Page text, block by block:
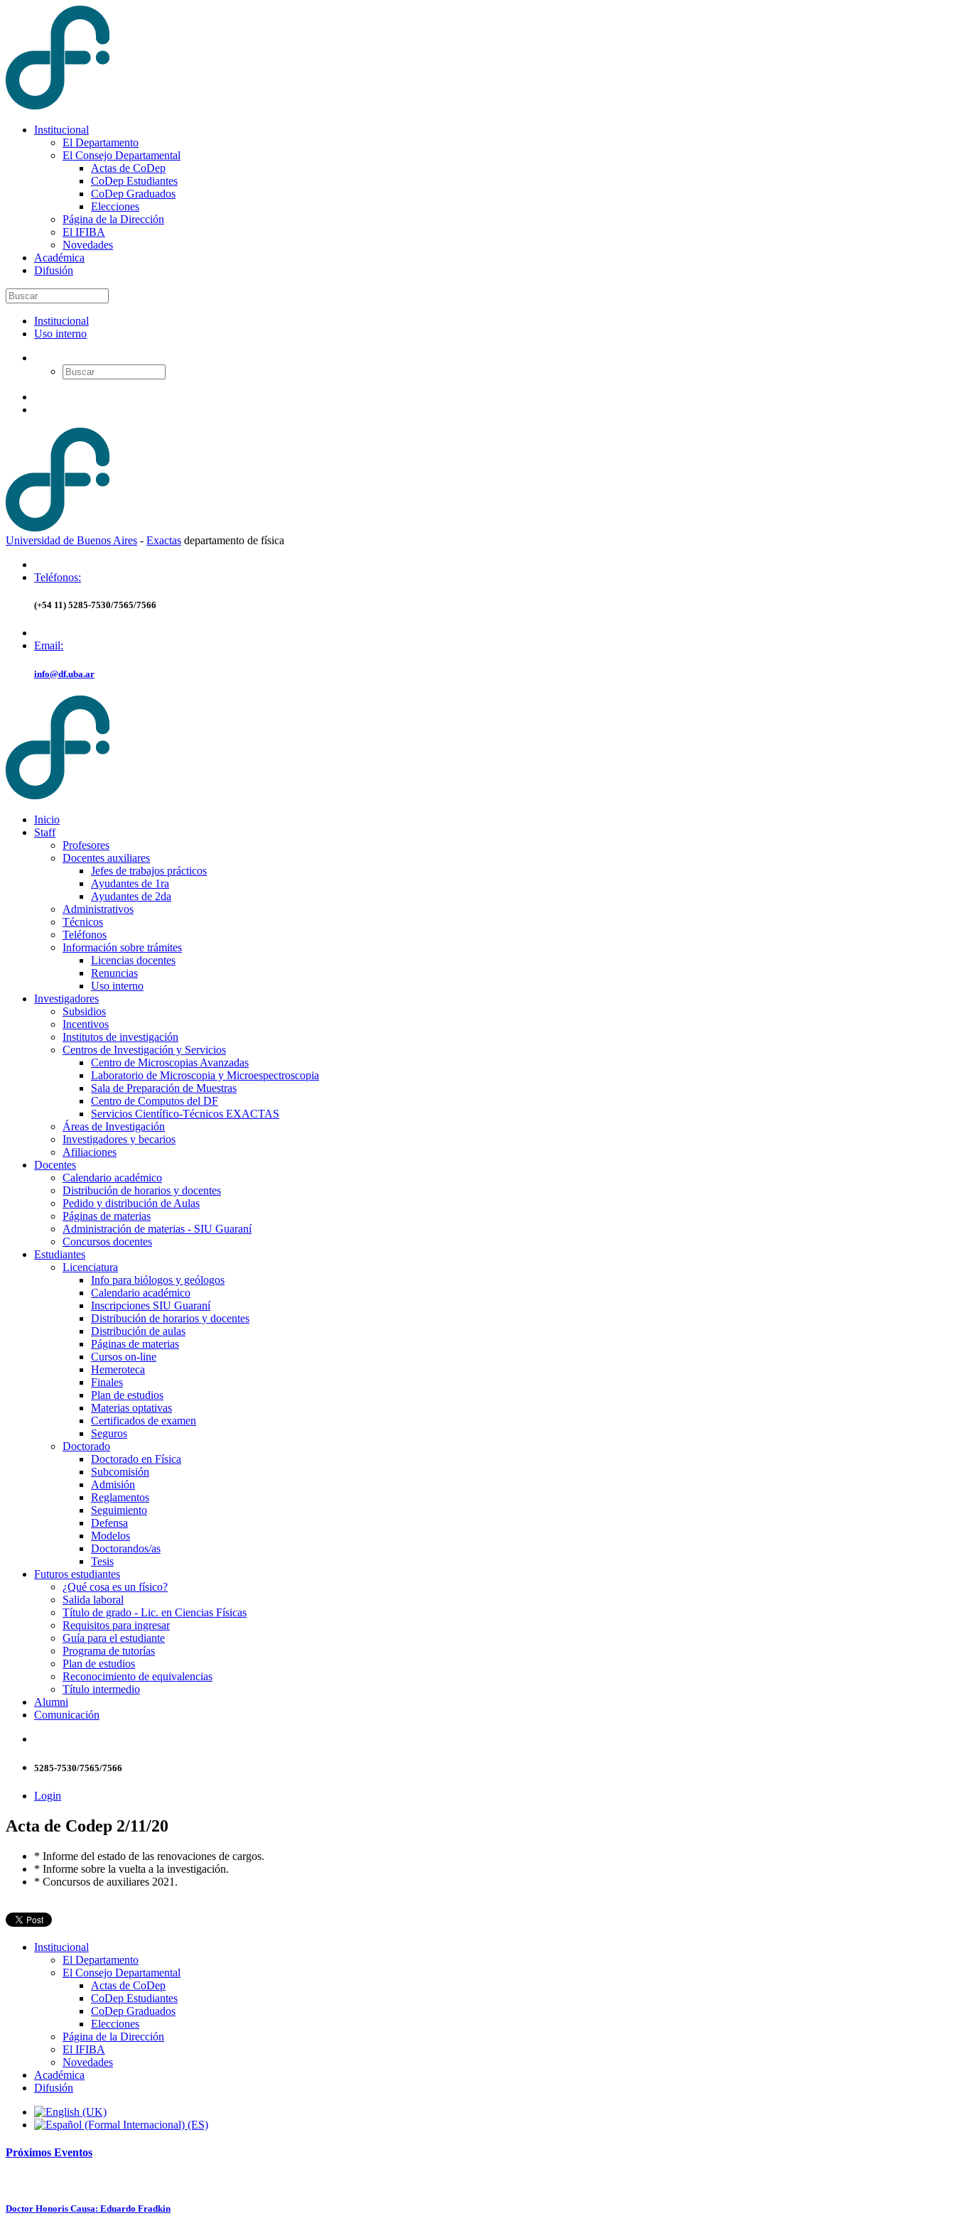
Institucional
El Departamento
El Consejo Departamental
Actas de CoDep
CoDep Estudiantes
CoDep Graduados
Elecciones
Página de la Dirección
El IFIBA
Novedades
Académica
Difusión
Institucional
Uso interno
Universidad de Buenos Aires - Exactas departamento de física
Teléfonos:
(+54 11) 5285-7530/7565/7566
Email:
info@df.uba.ar
Inicio
Staff
Profesores
Docentes auxiliares
Jefes de trabajos prácticos
Ayudantes de 1ra
Ayudantes de 2da
Administrativos
Técnicos
Teléfonos
Información sobre trámites
Licencias docentes
Renuncias
Uso interno
Investigadores
Subsidios
Incentivos
Institutos de investigación
Centros de Investigación y Servicios
Centro de Microscopias Avanzadas
Laboratorio de Microscopia y Microespectroscopia
Sala de Preparación de Muestras
Centro de Computos del DF
Servicios Científico-Técnicos EXACTAS
Áreas de Investigación
Investigadores y becarios
Afiliaciones
Docentes
Calendario académico
Distribución de horarios y docentes
Pedido y distribución de Aulas
Páginas de materias
Administración de materias - SIU Guaraní
Concursos docentes
Estudiantes
Licenciatura
Info para biólogos y geólogos
Calendario académico
Inscripciones SIU Guaraní
Distribución de horarios y docentes
Distribución de aulas
Páginas de materias
Cursos on-line
Hemeroteca
Finales
Plan de estudios
Materias optativas
Certificados de examen
Seguros
Doctorado
Doctorado en Física
Subcomisión
Admisión
Reglamentos
Seguimiento
Defensa
Modelos
Doctorandos/as
Tesis
Futuros estudiantes
¿Qué cosa es un físico?
Salida laboral
Título de grado - Lic. en Ciencias Físicas
Requisitos para ingresar
Guía para el estudiante
Programa de tutorías
Plan de estudios
Reconocimiento de equivalencias
Título intermedio
Alumni
Comunicación
5285-7530/7565/7566
Login
Acta de Codep 2/11/20
* Informe del estado de las renovaciones de cargos.
* Informe sobre la vuelta a la investigación.
* Concursos de auxiliares 2021.
Institucional
El Departamento
El Consejo Departamental
Actas de CoDep
CoDep Estudiantes
CoDep Graduados
Elecciones
Página de la Dirección
El IFIBA
Novedades
Académica
Difusión
Próximos Eventos
Doctor Honoris Causa: Eduardo Fradkin